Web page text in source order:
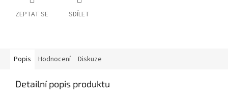
ZEPTAT SE SDÍLET
Popis Hodnocení Diskuze
Detailní popis produktu